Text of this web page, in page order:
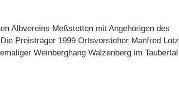
Albvereins Meßstetten mit Angehörigen des
Preisträger 1999 Ortsvorsteher Manfred Lotz
Weinberghang Walzenberg im Taubertal